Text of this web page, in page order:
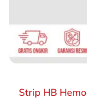
Strip HB